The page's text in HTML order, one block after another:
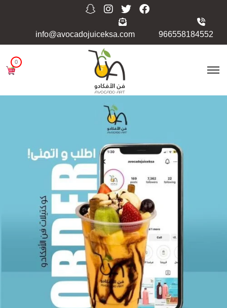
966558184552
info@avocadojuiceksa.com
0